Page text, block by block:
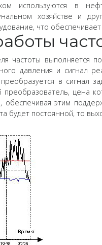
используются в
хозяйстве и
что
частоты выполняется
давления и сигнал
в сигнал
цена
обеспечивая этим
будет постоянной, то